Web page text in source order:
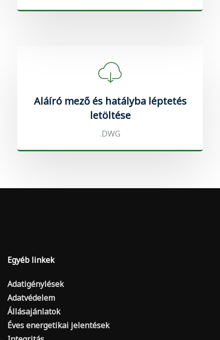
Aláíró mező és hatályba léptetés
letöltése
.DWG
Egyéb linkek
Adatigénylések
Adatvédelem
Állásajánlatok
Éves energetikai jelentések